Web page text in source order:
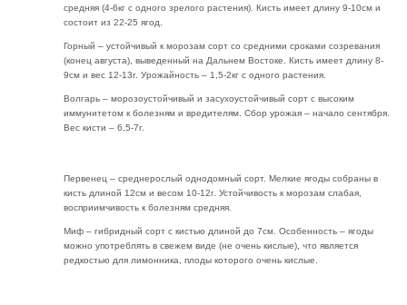
средняя (4-6кг с одного зрелого растения). Кисть имеет длину 9-10см и
состоит из 22-25 ягод.
Горный – устойчивый к морозам сорт со средними сроками созревания
(конец августа), выведенный на Дальнем Востоке. Кисть имеет длину 8-
9см и вес 12-13г. Урожайность – 1,5-2кг с одного растения.
Волгарь – морозоустойчивый и засухоустойчивый сорт с высоким
иммунитетом к болезням и вредителям. Сбор урожая – начало сентября.
Вес кисти – 6,5-7г.
Первенец – среднерослый однодомный сорт. Мелкие ягоды собраны в
кисть длиной 12см и весом 10-12г. Устойчивость к морозам слабая,
восприимчивость к болезням средняя.
Миф – гибридный сорт с кистью длиной до 7см. Особенность – ягоды
можно употреблять в свежем виде (не очень кислые), что является
редкостью для лимонника, плоды которого очень кислые.